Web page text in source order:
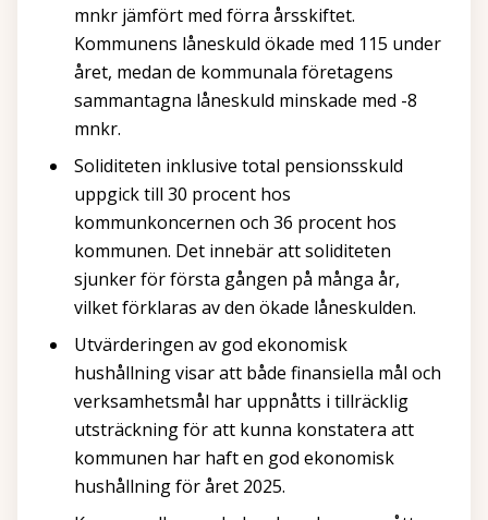
mnkr jämfört med förra årsskiftet.
Kommunens låneskuld ökade med 115 under
året, medan de kommunala företagens
sammantagna låneskuld minskade med -8
mnkr.
Soliditeten inklusive total pensionsskuld
uppgick till 30 procent hos
kommunkoncernen och 36 procent hos
kommunen. Det innebär att soliditeten
sjunker för första gången på många år,
vilket förklaras av den ökade låneskulden.
Utvärderingen av god ekonomisk
hushållning visar att både finansiella mål och
verksamhetsmål har uppnåtts i tillräcklig
utsträckning för att kunna konstatera att
kommunen har haft en god ekonomisk
hushållning för året 2025.